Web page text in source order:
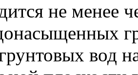
не менее
вод